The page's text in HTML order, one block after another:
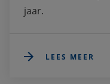
jaar.
LEES MEER